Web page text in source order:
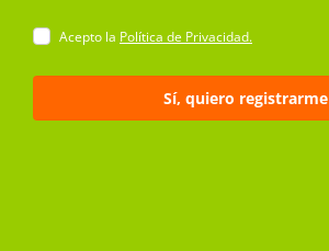
Acepto la Política de Privacidad.
Sí, quiero registrarme